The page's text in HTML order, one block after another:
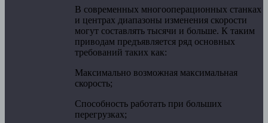
В современных многооперационных станках
и центрах диапазоны изменения скорости
могут составлять тысячи и больше. К таким
приводам предъявляется ряд основных
требований таких как:
Максимально возможная максимальная
скорость;
Способность работать при больших
перегрузках;